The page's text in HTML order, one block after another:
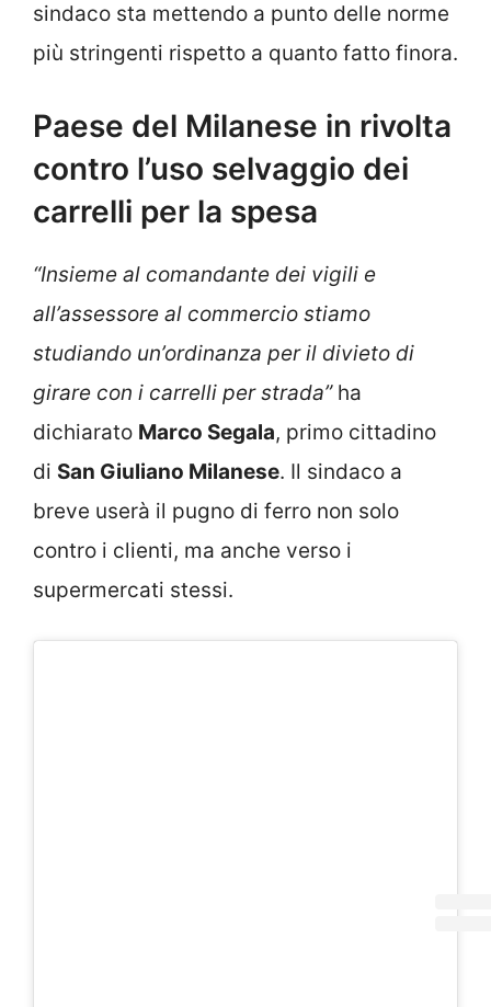
sindaco sta mettendo a punto delle norme
più stringenti rispetto a quanto fatto finora.
Paese del Milanese in rivolta
contro l’uso selvaggio dei
carrelli per la spesa
“Insieme al comandante dei vigili e
all’assessore al commercio stiamo
studiando un’ordinanza per il divieto di
girare con i carrelli per strada”ha
dichiarato Marco Segala, primo cittadino
di San Giuliano Milanese. Il sindaco a
breve userà il pugno di ferro non solo
contro i clienti, ma anche verso i
supermercati stessi.